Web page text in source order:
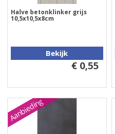
Halve betonklinker grijs
10,5x10,5x8cm
Bekijk
€ 0,55
Aanbieding